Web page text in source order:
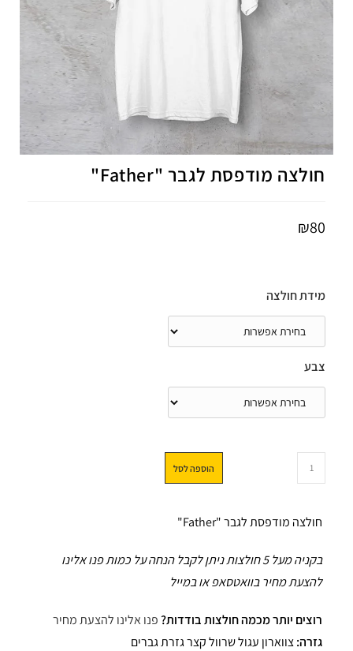
חולצה מודפסת לגבר "Father"
₪80
מידת חולצה
צבע
הוספה לסל
חולצה מודפסת לגבר "Father"
בקניה מעל 5 חולצות ניתן לקבל הנחה על כמות פנו אלינו
להצעת מחיר בוואטסאפ או במייל
רוצים יותר מכמה חולצות בודדות?פנו אלינו להצעת מחיר
גזרה:צווארון עגול שרוול קצר גזרת גברים